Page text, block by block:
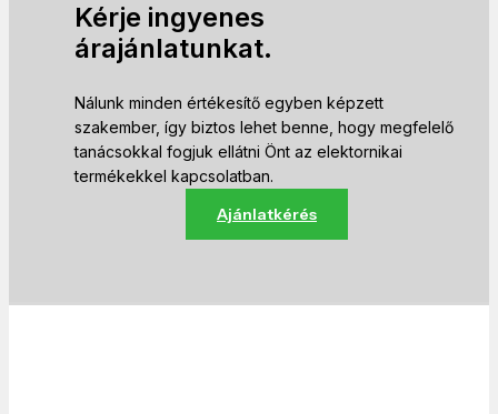
Kérje ingyenes
árajánlatunkat.
Nálunk minden értékesítő egyben képzett
szakember, így biztos lehet benne, hogy megfelelő
tanácsokkal fogjuk ellátni Önt az elektornikai
termékekkel kapcsolatban.
Ajánlatkérés